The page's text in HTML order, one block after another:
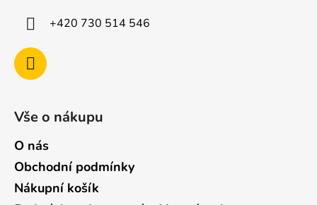
+420 730 514 546
Vše o nákupu
O nás
Obchodní podmínky
Nákupní košík